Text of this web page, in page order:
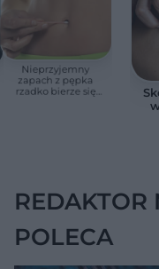
Nieprzyjemny
zapach z pępka
rzadko bierze się
REDAKTOR
POLECA